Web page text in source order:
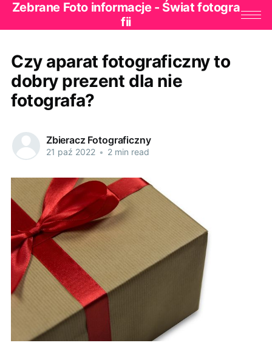
Zebrane Foto informacje - Świat fotogra
fii
Czy aparat fotograficzny to
dobry prezent dla nie
fotografa?
Zbieracz Fotograficzny
21 paź 2022 • 2 min read